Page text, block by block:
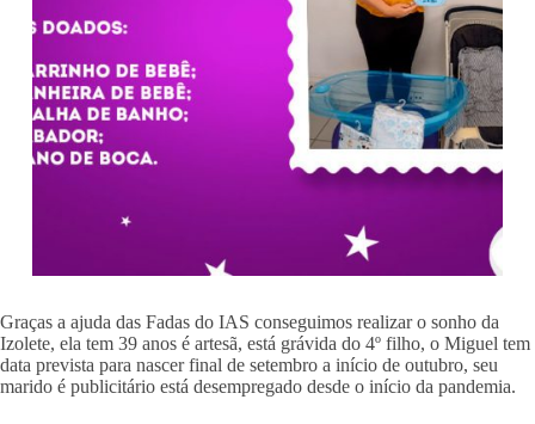
Graças a ajuda das Fadas do IAS conseguimos realizar o sonho da
Izolete, ela tem 39 anos é artesã, está grávida do 4º filho, o Miguel tem
data prevista para nascer final de setembro a início de outubro, seu
marido é publicitário está desempregado desde o início da pandemia.